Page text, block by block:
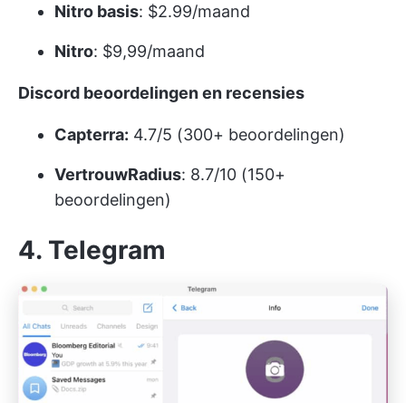
Nitro basis: $2.99/maand
Nitro: $9,99/maand
Discord beoordelingen en recensies
Capterra: 4.7/5 (300+ beoordelingen)
VertrouwRadius: 8.7/10 (150+
beoordelingen)
4. Telegram